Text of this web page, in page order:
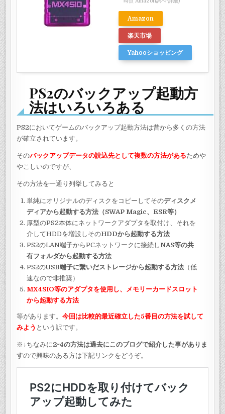
Amazon
楽天市場
Yahooショッピング
PS2のバックアップ起動方
法はいろいろある
PS2においてゲームのバックアップ起動方法は昔から多くの方法
が確立されています。
そのバックアップデータの読込先として複数の方法があるためや
やこしいのですが、
その方法を一通り列挙してみると
単純にオリジナルのディスクをコピーしてそのディスクメ
ディアから起動する方法（SWAP Magic、ESR等）
厚型のPS2本体にネットワークアダプタを取付け、それを
介してHDDを増設しそのHDDから起動する方法
PS2のLAN端子からPCネットワークに接続し NAS等の共
有フォルダから起動する方法
PS2のUSB端子に繋いだストレージから起動する方法 （低
速なので非推奨）
MX4SIO等のアダプタを使用し、メモリーカードスロット
から起動する方法
等があります。今回は比較的最近確立した5番目の方法を試して
みよう という訳です。
※↓ちなみに2~4の方法は過去にこのブログで紹介した事がありま
すので興味のある方は下記リンクをどうぞ。